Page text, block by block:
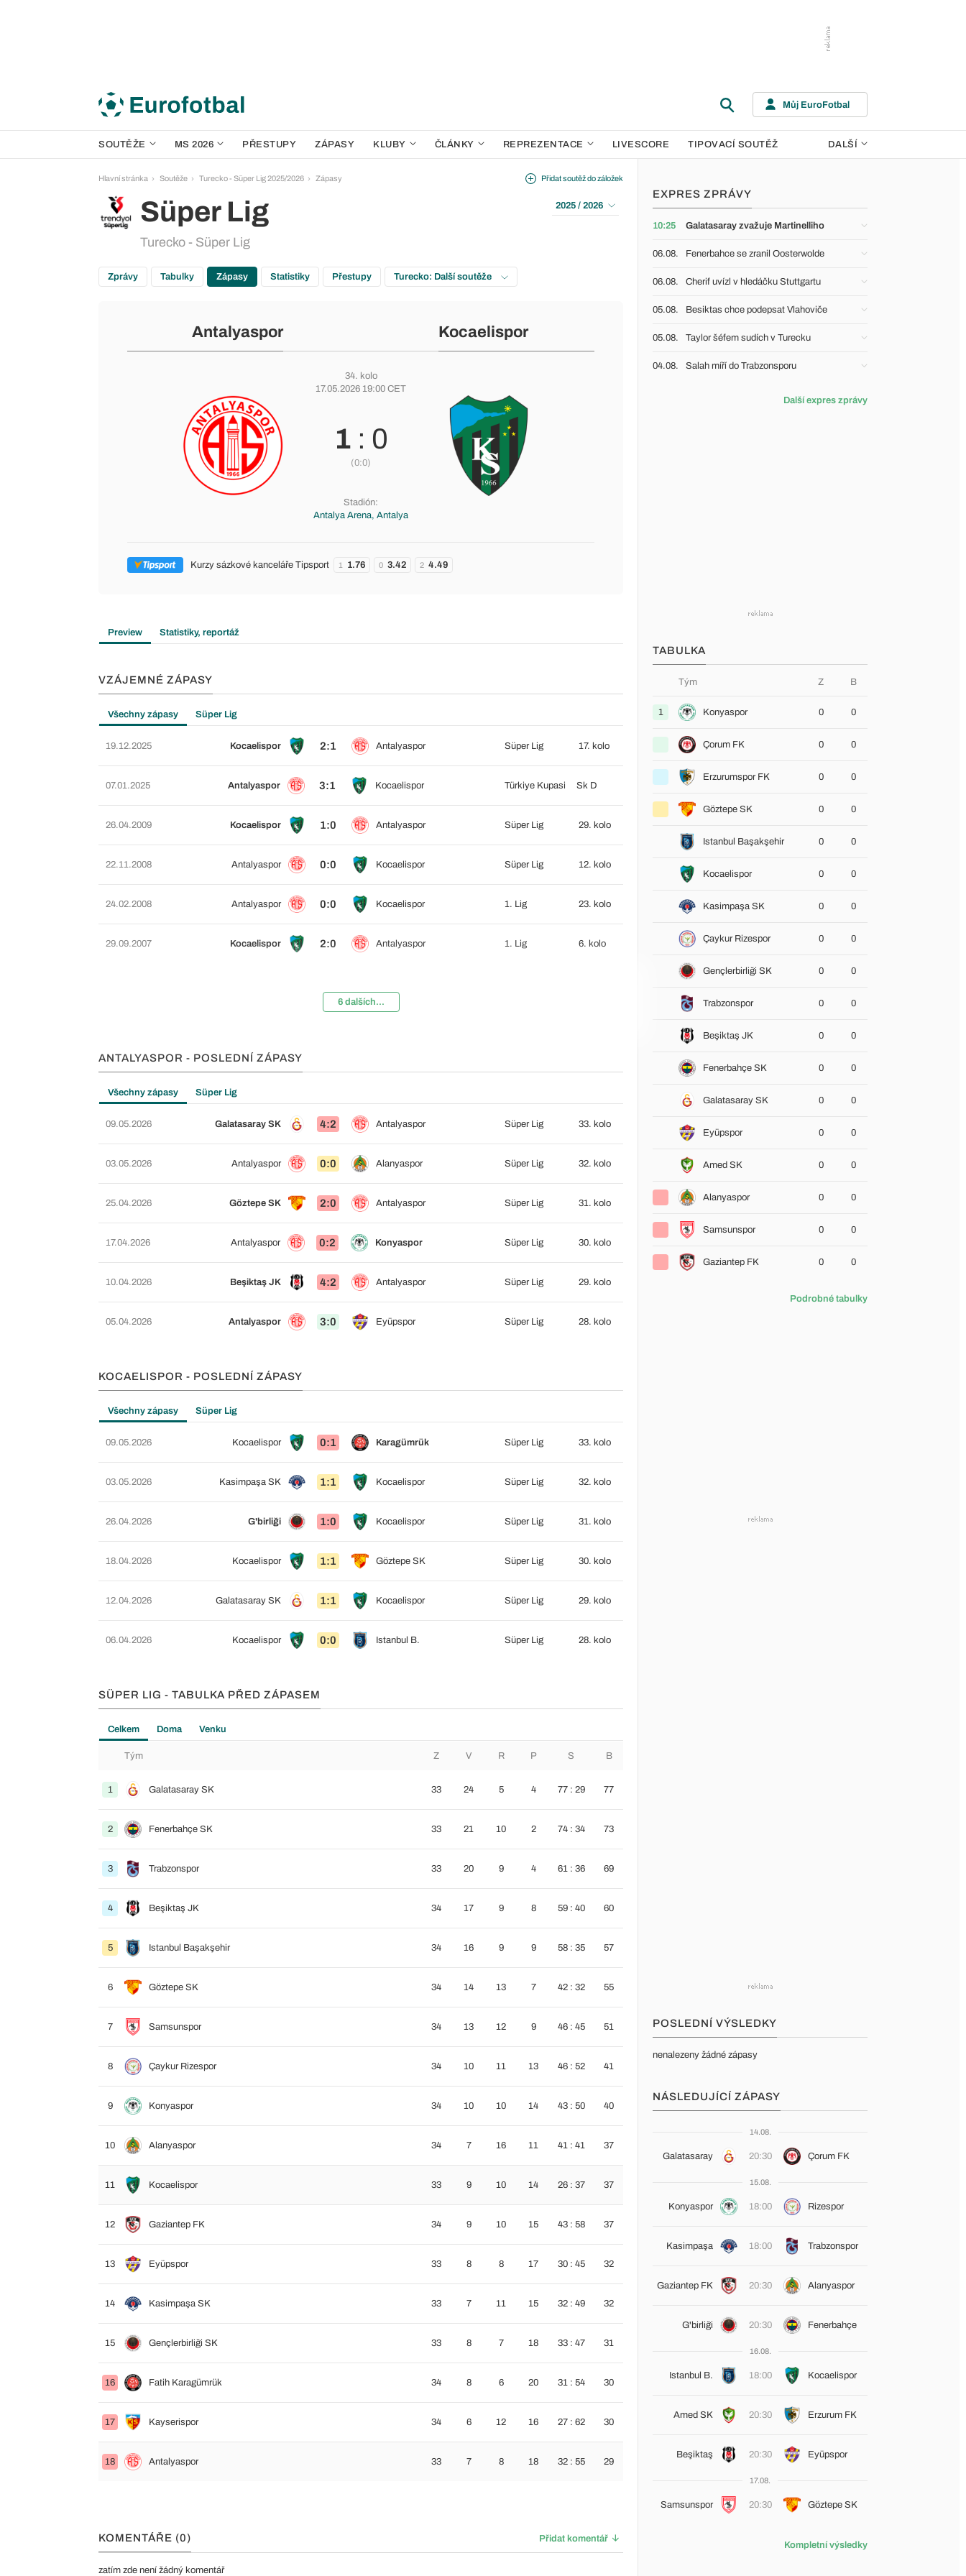
Můj EuroFotbal
SOUTĚŽE MS 2026 PŘESTUPY ZÁPASY KLUBY ČLÁNKY REPREZENTACE LIVESCORE TIPOVACÍ SOUTĚŽ DALŠÍ
Hlavní stránka Soutěže Turecko - Süper Lig 2025/2026 Zápasy
Süper Lig
Turecko - Süper Lig
Přidat soutěž do záložek
2025 / 2026
Zprávy Tabulky Zápasy Statistiky Přestupy Turecko: Další soutěže
Antalyaspor Kocaelispor
34. kolo
17.05.2026 19:00 CET
1 : 0
(0:0)
Stadión:
Antalya Arena, Antalya
Kurzy sázkové kanceláře Tipsport 1 1.76 0 3.42 2 4.49
Preview Statistiky, reportáž
VZÁJEMNÉ ZÁPASY
Všechny zápasy Süper Lig
19.12.2025 Kocaelispor 2:1 Antalyaspor Süper Lig 17. kolo
07.01.2025 Antalyaspor 3:1 Kocaelispor Türkiye Kupasi Sk D
26.04.2009 Kocaelispor 1:0 Antalyaspor Süper Lig 29. kolo
22.11.2008 Antalyaspor 0:0 Kocaelispor Süper Lig 12. kolo
24.02.2008 Antalyaspor 0:0 Kocaelispor 1. Lig 23. kolo
29.09.2007 Kocaelispor 2:0 Antalyaspor 1. Lig 6. kolo
6 dalších...
ANTALYASPOR - POSLEDNÍ ZÁPASY
Všechny zápasy Süper Lig
09.05.2026 Galatasaray SK 4:2 Antalyaspor Süper Lig 33. kolo
03.05.2026 Antalyaspor 0:0 Alanyaspor Süper Lig 32. kolo
25.04.2026 Göztepe SK 2:0 Antalyaspor Süper Lig 31. kolo
17.04.2026 Antalyaspor 0:2 Konyaspor Süper Lig 30. kolo
10.04.2026 Beşiktaş JK 4:2 Antalyaspor Süper Lig 29. kolo
05.04.2026 Antalyaspor 3:0 Eyüpspor Süper Lig 28. kolo
KOCAELISPOR - POSLEDNÍ ZÁPASY
Všechny zápasy Süper Lig
09.05.2026 Kocaelispor 0:1 Karagümrük Süper Lig 33. kolo
03.05.2026 Kasimpaşa SK 1:1 Kocaelispor Süper Lig 32. kolo
26.04.2026 G'birliği 1:0 Kocaelispor Süper Lig 31. kolo
18.04.2026 Kocaelispor 1:1 Göztepe SK Süper Lig 30. kolo
12.04.2026 Galatasaray SK 1:1 Kocaelispor Süper Lig 29. kolo
06.04.2026 Kocaelispor 0:0 Istanbul B. Süper Lig 28. kolo
SÜPER LIG - TABULKA PŘED ZÁPASEM
Celkem Doma Venku
Tým Z V R P S B
1 Galatasaray SK 33 24 5 4 77 : 29 77
2 Fenerbahçe SK 33 21 10 2 74 : 34 73
3 Trabzonspor 33 20 9 4 61 : 36 69
4 Beşiktaş JK 34 17 9 8 59 : 40 60
5 Istanbul Başakşehir 34 16 9 9 58 : 35 57
6 Göztepe SK 34 14 13 7 42 : 32 55
7 Samsunspor 34 13 12 9 46 : 45 51
8 Çaykur Rizespor 34 10 11 13 46 : 52 41
9 Konyaspor 34 10 10 14 43 : 50 40
10 Alanyaspor 34 7 16 11 41 : 41 37
11 Kocaelispor 33 9 10 14 26 : 37 37
12 Gaziantep FK 34 9 10 15 43 : 58 37
13 Eyüpspor 33 8 8 17 30 : 45 32
14 Kasimpaşa SK 33 7 11 15 32 : 49 32
15 Gençlerbirliği SK 33 8 7 18 33 : 47 31
16 Fatih Karagümrük 34 8 6 20 31 : 54 30
17 Kayserispor 34 6 12 16 27 : 62 30
18 Antalyaspor 33 7 8 18 32 : 55 29
KOMENTÁŘE (0) Přidat komentář
zatím zde není žádný komentář
EXPRES ZPRÁVY
10:25 Galatasaray zvažuje Martinelliho
06.08. Fenerbahce se zranil Oosterwolde
06.08. Cherif uvízl v hledáčku Stuttgartu
05.08. Besiktas chce podepsat Vlahoviče
05.08. Taylor šéfem sudích v Turecku
04.08. Salah míří do Trabzonsporu
Další expres zprávy
TABULKA
Tým Z B
1 Konyaspor 0 0
Çorum FK 0 0
Erzurumspor FK 0 0
Göztepe SK 0 0
Istanbul Başakşehir 0 0
Kocaelispor 0 0
Kasimpaşa SK 0 0
Çaykur Rizespor 0 0
Gençlerbirliği SK 0 0
Trabzonspor 0 0
Beşiktaş JK 0 0
Fenerbahçe SK 0 0
Galatasaray SK 0 0
Eyüpspor 0 0
Amed SK 0 0
Alanyaspor 0 0
Samsunspor 0 0
Gaziantep FK 0 0
Podrobné tabulky
POSLEDNÍ VÝSLEDKY
nenalezeny žádné zápasy
NÁSLEDUJÍCÍ ZÁPASY
14.08.
Galatasaray 20:30 Çorum FK
15.08.
Konyaspor 18:00 Rizespor
Kasimpaşa 18:00 Trabzonspor
Gaziantep FK 20:30 Alanyaspor
G'birliği 20:30 Fenerbahçe
16.08.
Istanbul B. 18:00 Kocaelispor
Amed SK 20:30 Erzurum FK
Beşiktaş 20:30 Eyüpspor
17.08.
Samsunspor 20:30 Göztepe SK
Kompletní výsledky